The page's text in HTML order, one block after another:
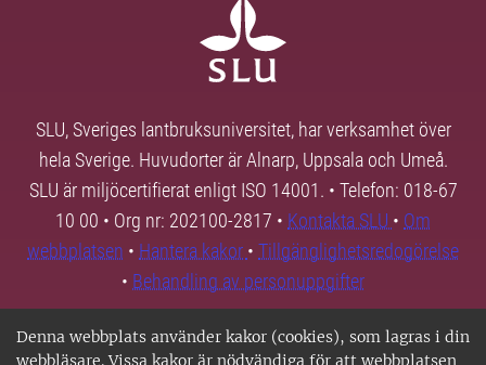
Denna webbplats använder kakor (cookies), som lagras i din
webbläsare. Vissa kakor är nödvändiga för att webbplatsen
SLU, Sveriges lantbruksuniversitet, har verksamhet över
hela Sverige. Huvudorter är Alnarp, Uppsala och Umeå.
SLU är miljöcertifierat enligt ISO 14001. • Telefon: 018-67
10 00 • Org nr: 202100-2817 • Kontakta SLU • Om
webbplatsen • Hantera kakor • Tillgänglighetsredogörelse
• Behandling av personuppgifter